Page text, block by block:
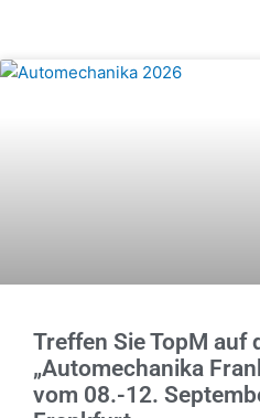
Treffen Sie TopM auf
„Automechanika
vom 08.-12.